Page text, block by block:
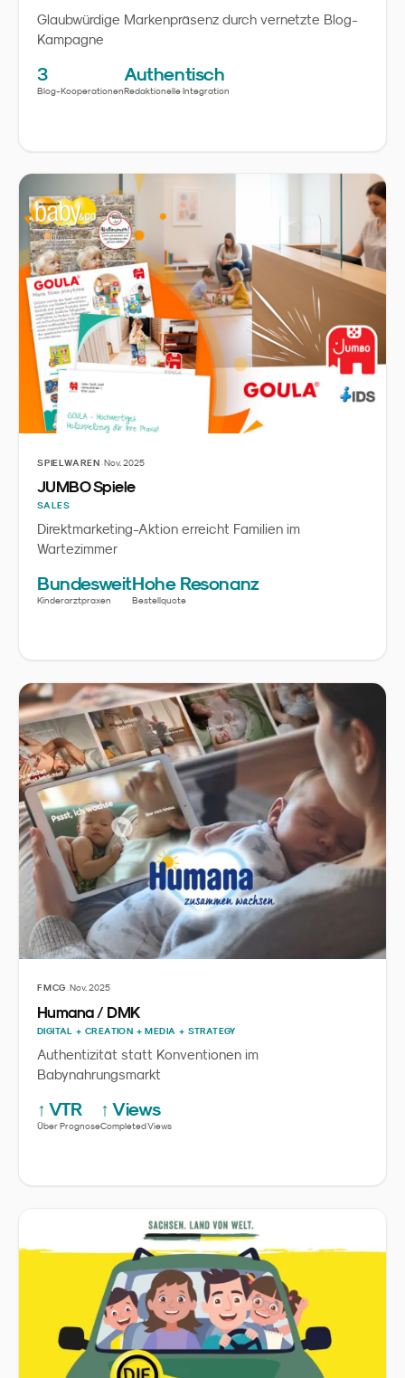
Glaubwürdige Markenpräsenz durch vernetzte Blog-
Kampagne
3
Blog-Kooperationen
Authentisch
Redaktionelle Integration
SPIELWAREN·Nov. 2025
JUMBO Spiele
SALES
Direktmarketing-Aktion erreicht Familien im
Wartezimmer
Bundesweit
Kinderarztpraxen
Hohe Resonanz
Bestellquote
FMCG·Nov. 2025
Humana / DMK
DIGITAL + CREATION + MEDIA + STRATEGY
Authentizität statt Konventionen im
Babynahrungsmarkt
↑ VTR
Über Prognose
↑ Views
Completed Views